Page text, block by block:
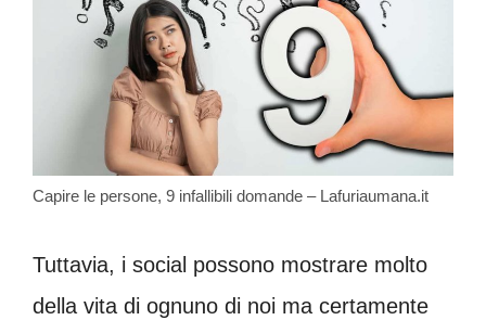
Capire le persone, 9 infallibili domande – Lafuriaumana.it
Tuttavia, i social possono mostrare molto
della vita di ognuno di noi ma certamente